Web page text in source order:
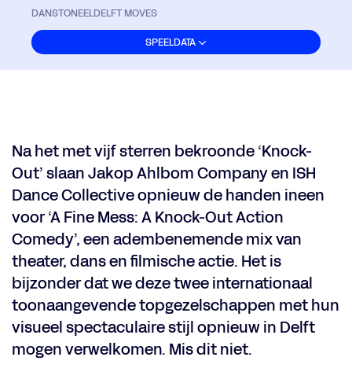
DANSTONEELDELFT MOVES
SPEELDATA
Na het met vijf sterren bekroonde ‘Knock-
Out’ slaan Jakop Ahlbom Company en ISH
Dance Collective opnieuw de handen ineen
voor ‘A Fine Mess: A Knock-Out Action
Comedy’, een adembenemende mix van
theater, dans en filmische actie. Het is
bijzonder dat we deze twee internationaal
toonaangevende topgezelschappen met hun
visueel spectaculaire stijl opnieuw in Delft
mogen verwelkomen. Mis dit niet.